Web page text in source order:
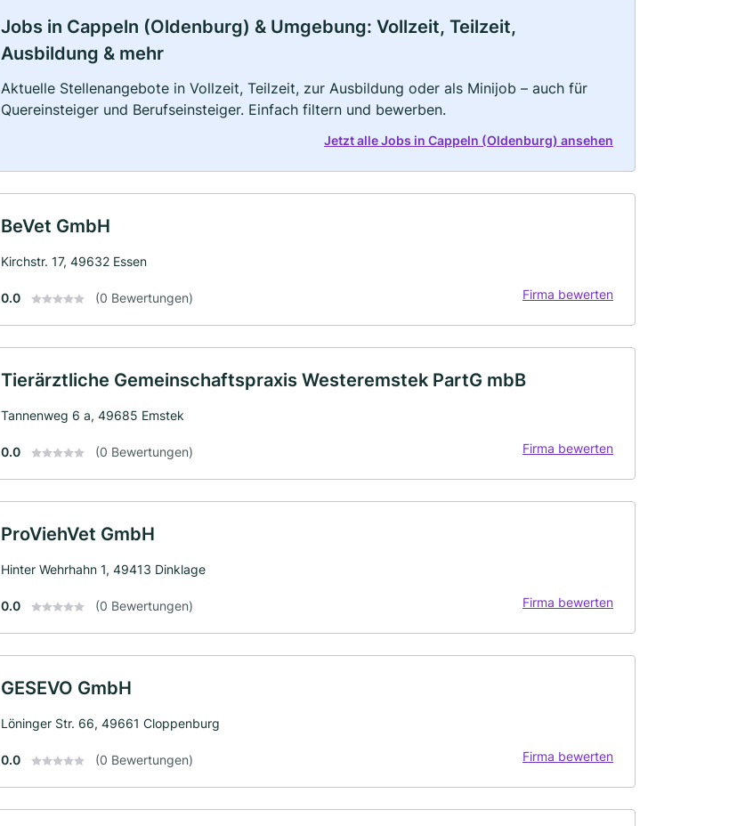
Jobs in Cappeln (Oldenburg) & Umgebung: Vollzeit, Teilzeit,
Ausbildung & mehr
Aktuelle Stellenangebote in Vollzeit, Teilzeit, zur Ausbildung oder als Minijob – auch für
Quereinsteiger und Berufseinsteiger. Einfach filtern und bewerben.
Jetzt alle Jobs in Cappeln (Oldenburg) ansehen
BeVet GmbH
Kirchstr. 17, 49632 Essen
0.0 (0 Bewertungen) Firma bewerten
Tierärztliche Gemeinschaftspraxis Westeremstek PartG mbB
Tannenweg 6 a, 49685 Emstek
0.0 (0 Bewertungen) Firma bewerten
ProViehVet GmbH
Hinter Wehrhahn 1, 49413 Dinklage
0.0 (0 Bewertungen) Firma bewerten
GESEVO GmbH
Löninger Str. 66, 49661 Cloppenburg
0.0 (0 Bewertungen) Firma bewerten